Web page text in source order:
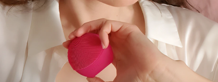
我的订阅
issa™ Teeth Whitening Set
FAQ™ Dual LED Panel
发货国家
美国 预计送达日期 8/11/26
英国 预计送达日期 8/10/26